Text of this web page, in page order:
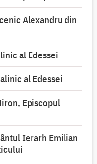
Alexandru din
al Edessei
al Edessei
Episcopul
Ierarh Emilian